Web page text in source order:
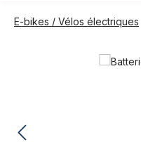
E-bikes / Vélos électriques
Ignorer la galerie d'images